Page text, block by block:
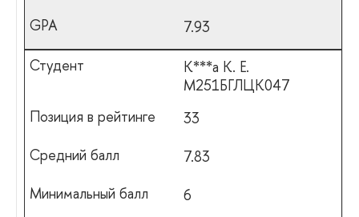
7.93
К***а К. Е.
М251БГЛЦК047
33
7.83
6